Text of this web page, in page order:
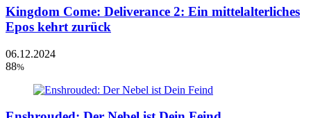
Kingdom Come: Deliverance 2: Ein mittelalterliches
Epos kehrt zurück
06.12.2024
88%